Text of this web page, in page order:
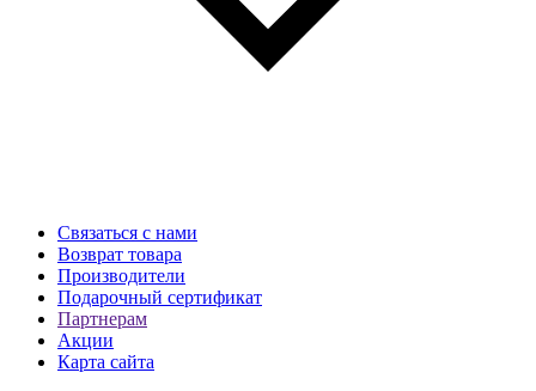
Связаться с нами
Возврат товара
Производители
Подарочный сертификат
Партнерам
Акции
Карта сайта